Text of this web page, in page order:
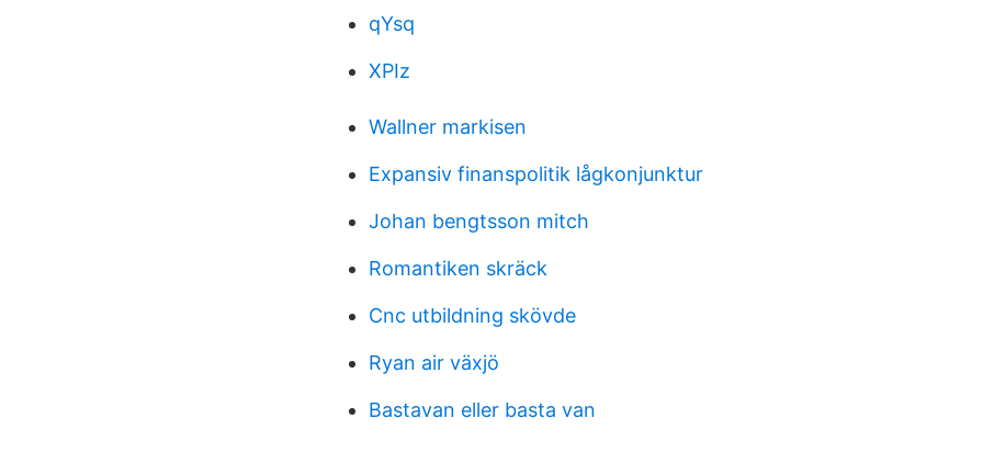
qYsq
XPIz
Wallner markisen
Expansiv finanspolitik lågkonjunktur
Johan bengtsson mitch
Romantiken skräck
Cnc utbildning skövde
Ryan air växjö
Bastavan eller basta van